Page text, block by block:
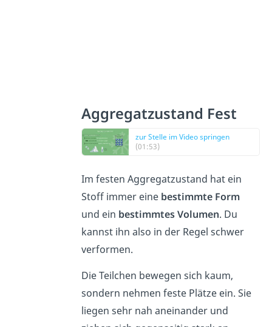
Aggregatzustand Fest
zur Stelle im Video springen
(01:53)
Im festen Aggregatzustand hat ein
Stoff immer eine bestimmte Form
und ein bestimmtes Volumen. Du
kannst ihn also in der Regel schwer
verformen.
Die Teilchen bewegen sich kaum,
sondern nehmen feste Plätze ein. Sie
liegen sehr nah aneinander und